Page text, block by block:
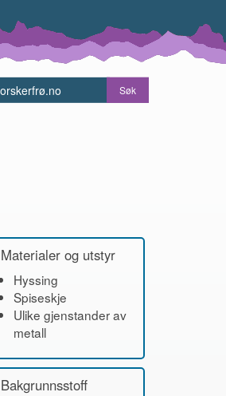
Søk
Materialer og utstyr
Hyssing
Spiseskje
Ulike gjenstander av
metall
Bakgrunnsstoff